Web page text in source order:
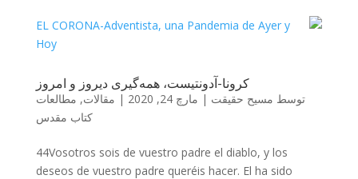
کرونا-آدونتیست، همه‌گیری دیروز و امروز
توسط مسیح حقیقت | مارچ 24, 2020 | مقالات, مطالعات
کتاب مقدس
44Vosotros sois de vuestro padre el diablo, y los
deseos de vuestro padre queréis hacer. El ha sido